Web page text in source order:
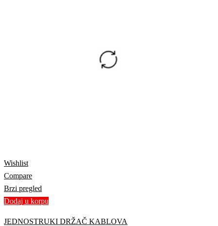
Wishlist
Compare
Brzi pregled
Dodaj u korpu
JEDNOSTRUKI DRŽAČ KABLOVA